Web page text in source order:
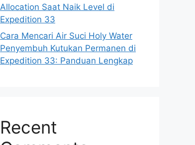
Allocation Saat Naik Level di
Expedition 33
Cara Mencari Air Suci Holy Water
Penyembuh Kutukan Permanen di
Expedition 33: Panduan Lengkap
Recent